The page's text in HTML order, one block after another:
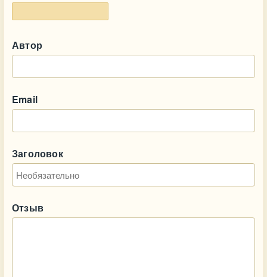
Автор
Email
Заголовок
Отзыв